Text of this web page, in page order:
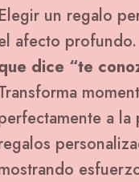
Elegir un regalo
afecto profundo.
dice “te
a